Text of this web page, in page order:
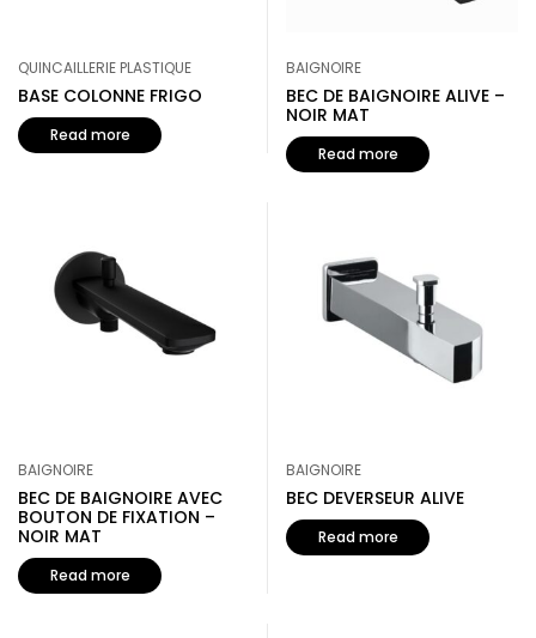
QUINCAILLERIE PLASTIQUE
BASE COLONNE FRIGO
Read more
BAIGNOIRE
BEC DE BAIGNOIRE ALIVE –
NOIR MAT
Read more
BAIGNOIRE
BEC DE BAIGNOIRE AVEC
BOUTON DE FIXATION –
NOIR MAT
Read more
BAIGNOIRE
BEC DEVERSEUR ALIVE
Read more